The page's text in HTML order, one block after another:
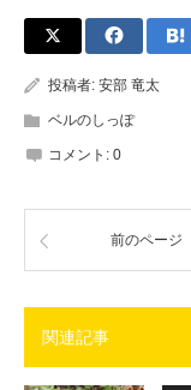
投稿者: 安部 竜太
ベルのしっぽ
コメント: 0
前のページ
関連記事